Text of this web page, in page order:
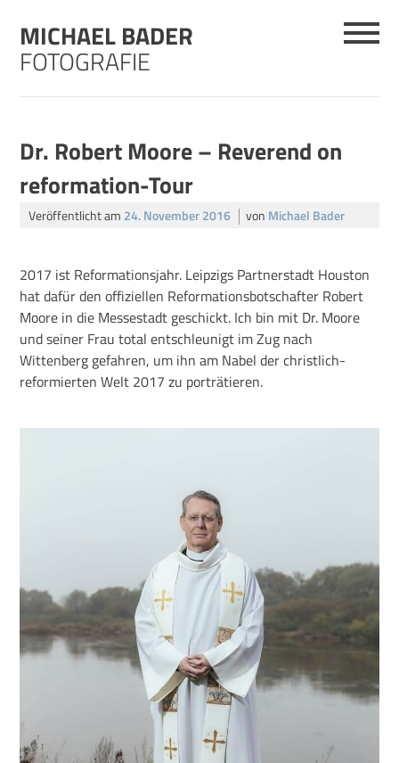
contentMICHAEL BADER
FOTOGRAFIE
Dr. Robert Moore – Reverend on
reformation-Tour
Veröffentlicht am 24. November 2016 von Michael Bader
2017 ist Reformationsjahr. Leipzigs Partnerstadt Houston
hat dafür den offiziellen Reformationsbotschafter Robert
Moore in die Messestadt geschickt. Ich bin mit Dr. Moore
und seiner Frau total entschleunigt im Zug nach
Wittenberg gefahren, um ihn am Nabel der christlich-
reformierten Welt 2017 zu porträtieren.